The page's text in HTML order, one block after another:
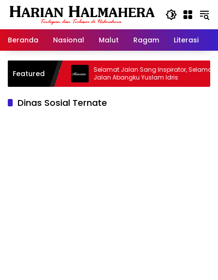
Langsung
Beranda
Nasional Malut Ragam Literasi
Featured
Warisan
Selamat Jalan Sang Inspirator, Selamat
Jalan Abangku Yuslam Idris
Dinas Sosial Ternate